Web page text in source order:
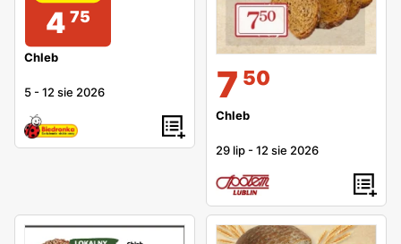
4 75
Chleb
5 -12 sie 2026 7 50
Chleb
29 lip -12 sie 2026